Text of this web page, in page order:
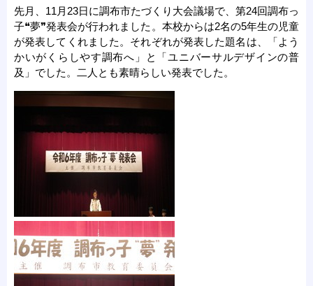
先月、11月23日に調布市たづくり大会議場で、第24回調布っ
子❝夢❞発表会が行われました。本校からは2名の5年生の児童
が発表してくれました。それぞれが発表した題名は、「よう
かいがくらしやす調布へ」と「ユニバーサルデザインの普
及」でした。二人とも素晴らしい発表でした。